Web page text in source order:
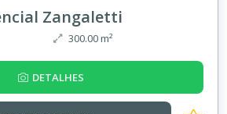
Zangaletti
300.00 m²
DETALHES